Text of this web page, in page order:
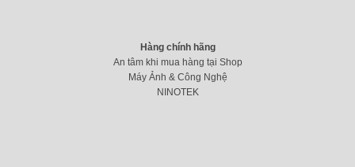
Hàng chính hãng
An tâm khi mua hàng tại Shop
Máy Ảnh & Công Nghệ
NINOTEK